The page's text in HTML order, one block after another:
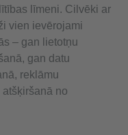
līmeni. Cilvēki ar
vien ievērojami
– gan lietotņu
gan datu
reklāmu
no